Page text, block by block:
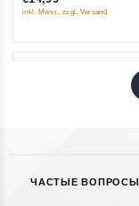
5
inkl. Mwst., zzgl. Versand
ЧАСТЫЕ ВОПРОСЫ